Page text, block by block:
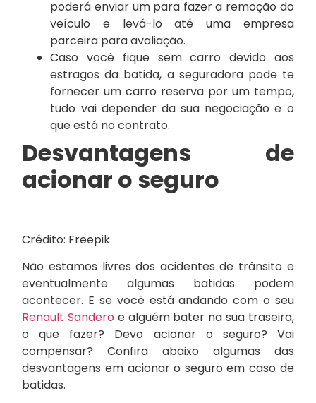
poderá enviar um para fazer a remoção do
veículo e levá-lo até uma empresa
parceira para avaliação.
Caso você fique sem carro devido aos
estragos da batida, a seguradora pode te
fornecer um carro reserva por um tempo,
tudo vai depender da sua negociação e o
que está no contrato.
Desvantagens de
acionar o seguro
Crédito: Freepik
Não estamos livres dos acidentes de trânsito e
eventualmente algumas batidas podem
acontecer. E se você está andando com o seu
Renault Sandero e alguém bater na sua traseira,
o que fazer? Devo acionar o seguro? Vai
compensar? Confira abaixo algumas das
desvantagens em acionar o seguro em caso de
batidas.